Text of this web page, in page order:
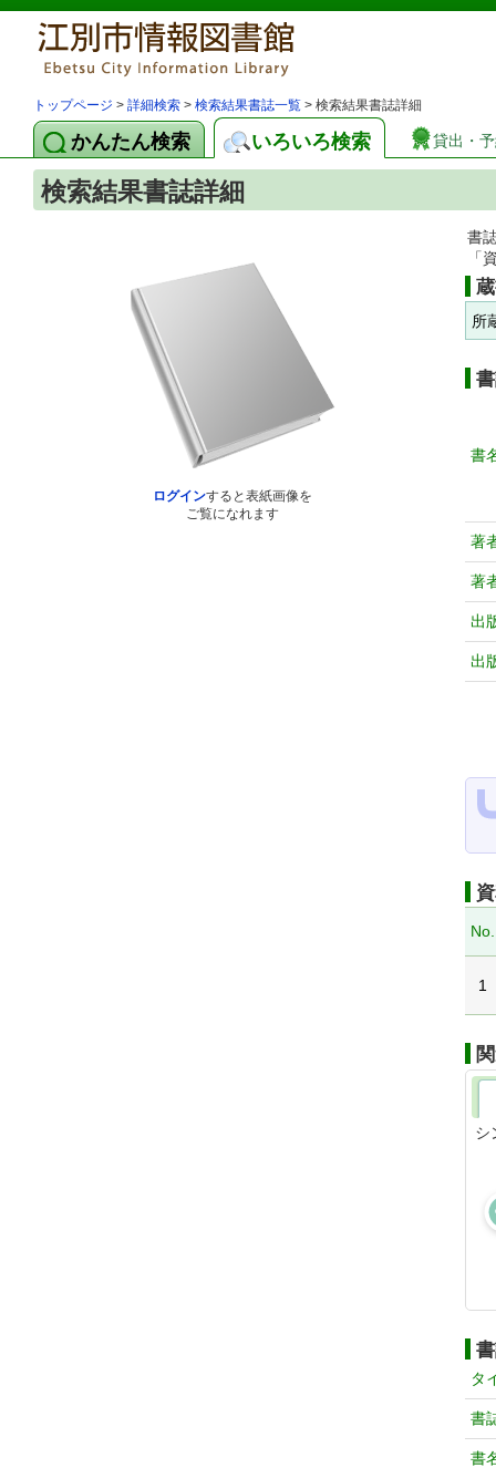
トップページ > 詳細検索 > 検索結果書誌一覧 > 検索結果書誌詳細
かんたん検索 いろいろ検索 貸出・
検索結果書誌詳細
ログインすると表紙画像を
ご覧になれます
書
「
所
書
著
著
出
出
No.
1
シ
タ
書
書